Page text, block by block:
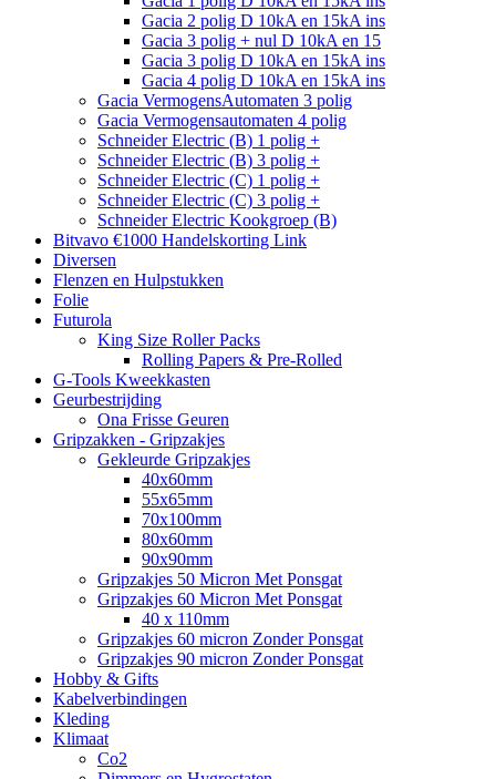
Gacia 2 polig D 10kA en 15kA ins
Gacia 3 polig + nul D 10kA en 15
Gacia 3 polig D 10kA en 15kA ins
Gacia 4 polig D 10kA en 15kA ins
Gacia VermogensAutomaten 3 polig
Gacia Vermogensautomaten 4 polig
Schneider Electric (B) 1 polig +
Schneider Electric (B) 3 polig +
Schneider Electric (C) 1 polig +
Schneider Electric (C) 3 polig +
Schneider Electric Kookgroep (B)
Bitvavo €1000 Handelskorting Link
Diversen
Flenzen en Hulpstukken
Folie
Futurola
King Size Roller Packs
Rolling Papers & Pre-Rolled
G-Tools Kweekkasten
Geurbestrijding
Ona Frisse Geuren
Gripzakken - Gripzakjes
Gekleurde Gripzakjes
40x60mm
55x65mm
70x100mm
80x60mm
90x90mm
Gripzakjes 50 Micron Met Ponsgat
Gripzakjes 60 Micron Met Ponsgat
40 x 110mm
Gripzakjes 60 micron Zonder Ponsgat
Gripzakjes 90 micron Zonder Ponsgat
Hobby & Gifts
Kabelverbindingen
Kleding
Klimaat
Co2